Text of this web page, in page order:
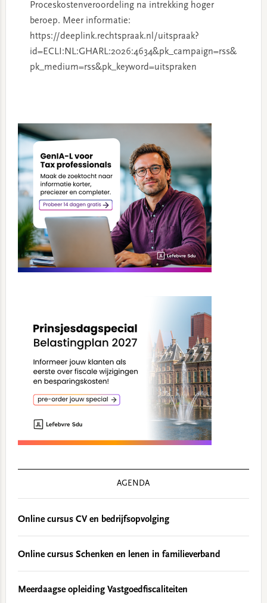
Proceskostenveroordeling na intrekking hoger
beroep. Meer informatie:
https://deeplink.rechtspraak.nl/uitspraak?
id=ECLI:NL:GHARL:2026:4634&pk_campaign=rss&
pk_medium=rss&pk_keyword=uitspraken
Sidebar
AGENDA
Online cursus CV en bedrijfsopvolging
Online cursus Schenken en lenen in familieverband
Meerdaagse opleiding Vastgoedfiscaliteiten